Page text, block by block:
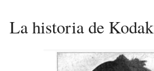
La historia de Kodak